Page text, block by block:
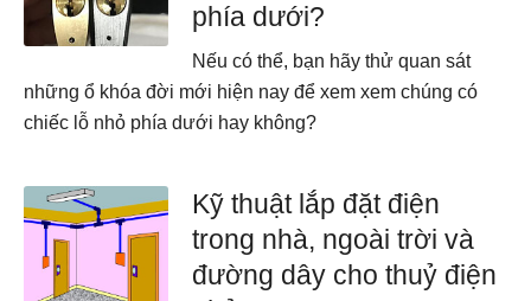
phía dưới?
Nếu có thể, bạn hãy thử quan sát
những ổ khóa đời mới hiện nay để xem xem chúng có
chiếc lỗ nhỏ phía dưới hay không?
Kỹ thuật lắp đặt điện
trong nhà, ngoài trời và
đường dây cho thuỷ điện